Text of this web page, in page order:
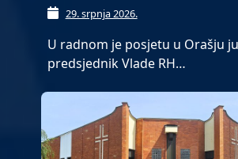
29. srpnja 2026.
U radnom je posjetu u Orašju
predsjednik Vlade RH…